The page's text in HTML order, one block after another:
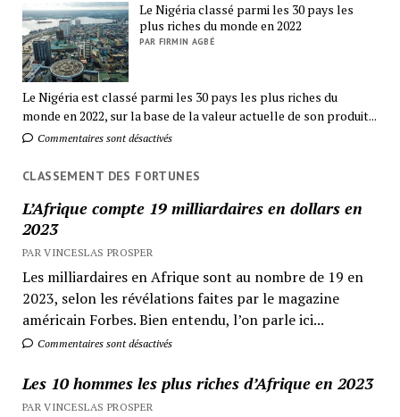
Le Nigéria classé parmi les 30 pays les
plus riches du monde en 2022
PAR FIRMIN AGBÉ
Le Nigéria est classé parmi les 30 pays les plus riches du
monde en 2022, sur la base de la valeur actuelle de son produit...
Commentaires sont désactivés
CLASSEMENT DES FORTUNES
L’Afrique compte 19 milliardaires en dollars en
2023
PAR VINCESLAS PROSPER
Les milliardaires en Afrique sont au nombre de 19 en
2023, selon les révélations faites par le magazine
américain Forbes. Bien entendu, l’on parle ici...
Commentaires sont désactivés
Les 10 hommes les plus riches d’Afrique en 2023
PAR VINCESLAS PROSPER